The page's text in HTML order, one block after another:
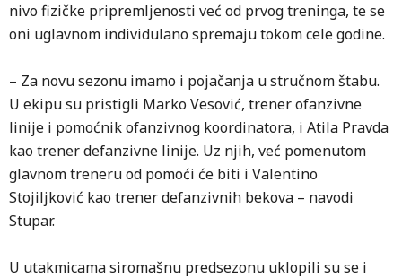
nivo fizičke pripremljenosti već od prvog treninga, te se
oni uglavnom individulano spremaju tokom cele godine.
– Za novu sezonu imamo i pojačanja u stručnom štabu.
U ekipu su pristigli Marko Vesović, trener ofanzivne
linije i pomoćnik ofanzivnog koordinatora, i Atila Pravda
kao trener defanzivne linije. Uz njih, već pomenutom
glavnom treneru od pomoći će biti i Valentino
Stojiljković kao trener defanzivnih bekova – navodi
Stupar.
U utakmicama siromašnu predsezonu uklopili su se i